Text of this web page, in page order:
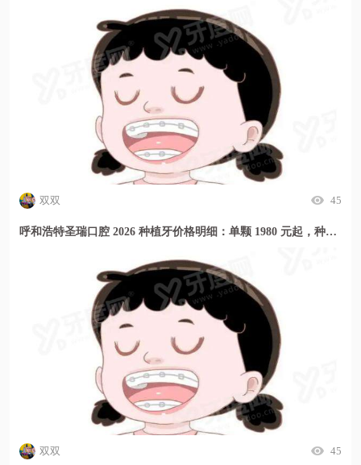
双双 45
呼和浩特圣瑞口腔 2026 种植牙价格明细：单颗 1980 元起，种牙贵不贵看这里！
双双 45